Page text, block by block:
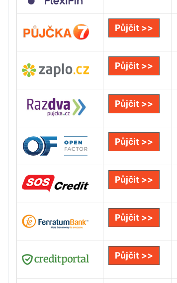
Půjčit >>
Půjčit >>
Půjčit >>
Půjčit >>
Půjčit >>
Půjčit >>
Půjčit >>